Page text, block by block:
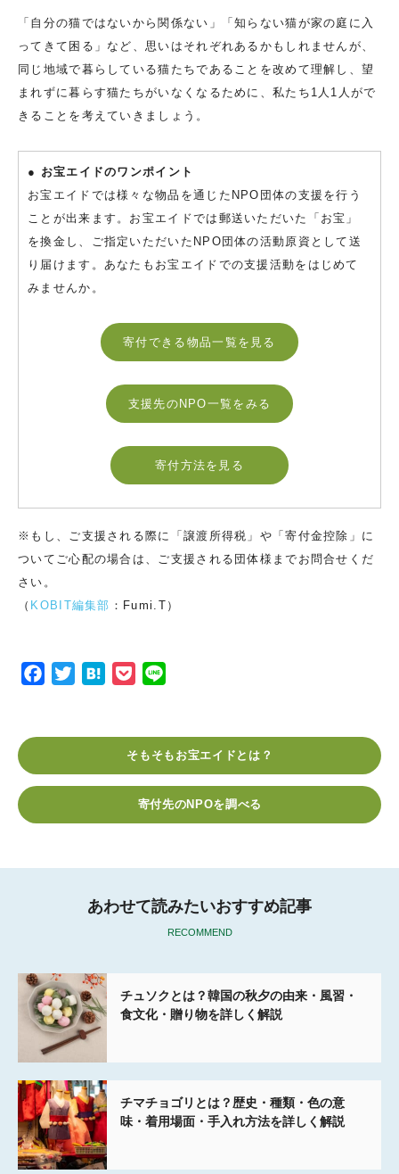
「自分の猫ではないから関係ない」「知らない猫が家の庭に入
ってきて困る」など、思いはそれぞれあるかもしれませんが、
同じ地域で暮らしている猫たちであることを改めて理解し、望
まれずに暮らす猫たちがいなくなるために、私たち1人1人がで
きることを考えていきましょう。
● お宝エイドのワンポイント
お宝エイドでは様々な物品を通じたNPO団体の支援を行う
ことが出来ます。お宝エイドでは郵送いただいた「お宝」
を換金し、ご指定いただいたNPO団体の活動原資として送
り届けます。あなたもお宝エイドでの支援活動をはじめて
みませんか。
寄付できる物品一覧を見る
支援先のNPO一覧をみる
寄付方法を見る
※もし、ご支援される際に「譲渡所得税」や「寄付金控除」に
ついてご心配の場合は、ご支援される団体様までお問合せくだ
さい。
（ KOBIT編集部 ：Fumi.T）
o
e
a
t
そもそもお宝エイドとは？
寄付先のNPOを調べる
あわせて読みたいおすすめ記事
RECOMMEND
チュソクとは？韓国の秋夕の由来・風習・
食文化・贈り物を詳しく解説
チマチョゴリとは？歴史・種類・色の意
味・着用場面・手入れ方法を詳しく解説